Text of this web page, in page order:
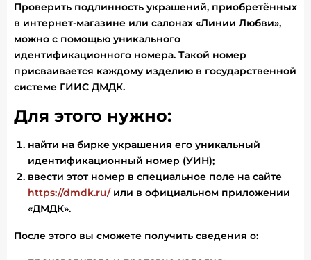
Проверить подлинность украшений, приобретённых
в интернет-магазине или салонах «Линии Любви»,
можно с помощью уникального
идентификационного номера. Такой номер
присваивается каждому изделию в государственной
системе ГИИС ДМДК.
Для этого нужно:
найти на бирке украшения его уникальный
идентификационный номер (УИН);
ввести этот номер в специальное поле на сайте
https://dmdk.ru/или в официальном приложении
«ДМДК».
После этого вы сможете получить сведения о: